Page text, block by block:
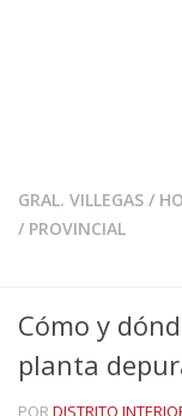
GRAL. VILLEGAS /
/ PROVINCIAL
Cómo y
planta
PORDISTRITO